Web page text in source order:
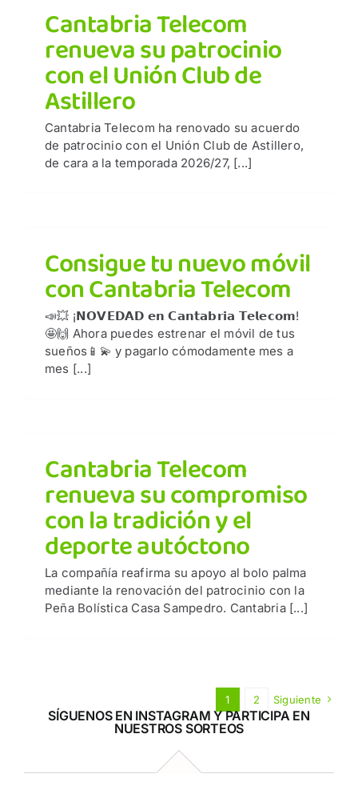
Cantabria Telecom
renueva su patrocinio
con el Unión Club de
Astillero
Cantabria Telecom ha renovado su acuerdo
de patrocinio con el Unión Club de Astillero,
de cara a la temporada 2026/27, [...]
Consigue tu nuevo móvil
con Cantabria Telecom
📣💥 ¡𝗡𝗢𝗩𝗘𝗗𝗔𝗗 𝗲𝗻 𝗖𝗮𝗻𝘁𝗮𝗯𝗿𝗶𝗮 𝗧𝗲𝗹𝗲𝗰𝗼𝗺!
🤩🙌 Ahora puedes estrenar el móvil de tus
sueños📱💫 y pagarlo cómodamente mes a
mes [...]
Cantabria Telecom
renueva su compromiso
con la tradición y el
deporte autóctono
La compañía reafirma su apoyo al bolo palma
mediante la renovación del patrocinio con la
Peña Bolística Casa Sampedro. Cantabria [...]
1 2 Siguiente
SÍGUENOS EN INSTAGRAM Y PARTICIPA EN
NUESTROS SORTEOS